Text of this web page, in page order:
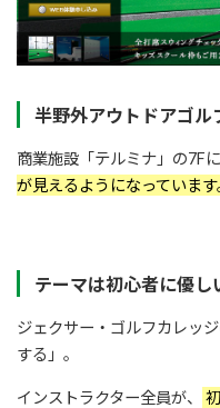
半野外アウトドアゴル
商業施設「テルミナ」の7F
が見えるようになっています
テーマは初心者に優し
ジェクサー・ゴルフカレッ
する」。
インストラクター全員が、